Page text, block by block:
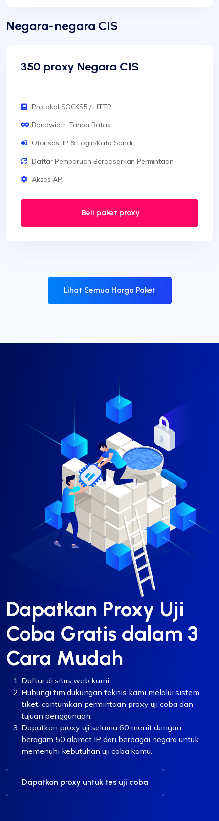
Negara-negara CIS
350 proxy Negara CIS
Protokol SOCKS5 / HTTP
Bandwidth Tanpa Batas
Otorisasi IP & Login/Kata Sandi
Daftar Pembaruan Berdasarkan Permintaan
Akses API
Beli paket proxy
Lihat Semua Harga Paket
Dapatkan Proxy Uji
Coba Gratis dalam 3
Cara Mudah
Daftar di situs web kami.
Hubungi tim dukungan teknis kami melalui sistem
tiket, cantumkan permintaan proxy uji coba dan
tujuan penggunaan.
Dapatkan proxy uji selama 60 menit dengan
beragam 50 alamat IP dari berbagai negara untuk
memenuhi kebutuhan uji coba kamu.
Dapatkan proxy untuk tes uji coba